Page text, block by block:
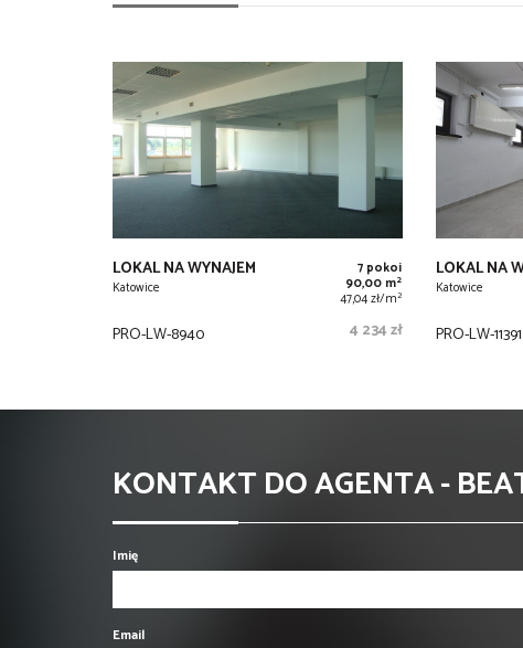
LOKAL NA WYNAJEM
Katowice
7 pokoi
90,00 m2
47,04 zł/m2
PRO-LW-8940 4 234 zł
LOKAL NA
Katowice
PRO-LW-11391
KONTAKT DO AGENTA -
Imię
Email